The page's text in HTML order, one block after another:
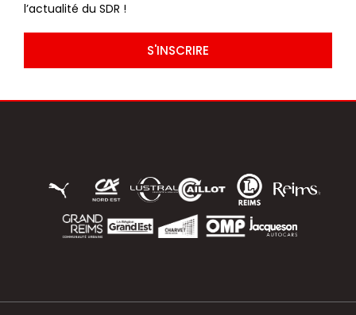
l’actualité du SDR !
S'INSCRIRE